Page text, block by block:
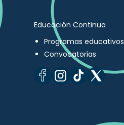
Educación Continua
Programas educativos
Convocatorias